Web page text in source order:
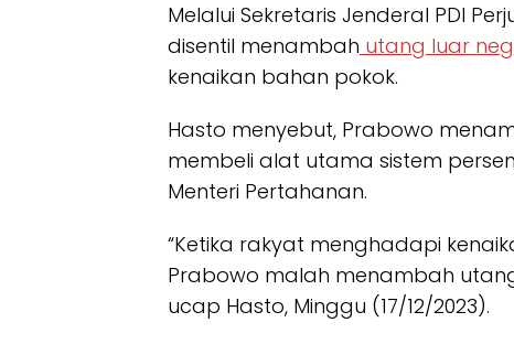
Melalui Sekretaris Jenderal PDI
disentil menambah utang luar
kenaikan bahan pokok.
Hasto menyebut, Prabowo
membeli alat utama sistem
Menteri Pertahanan.
“Ketika rakyat menghadapi
Prabowo malah menambah
ucap Hasto, Minggu (17/12/2023).